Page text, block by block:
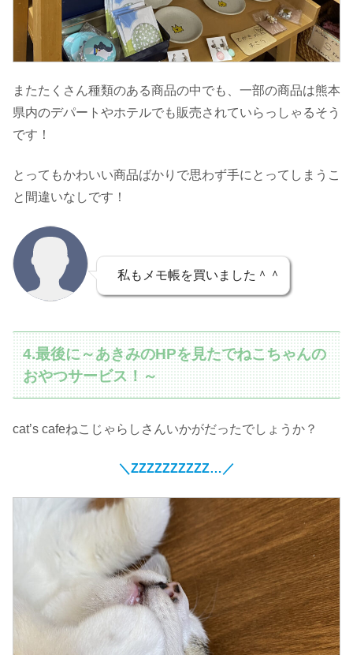
またたくさん種類のある商品の中でも、一部の商品は熊本
県内のデパートやホテルでも販売されていらっしゃるそう
です！
とってもかわいい商品ばかりで思わず手にとってしまうこ
と間違いなしです！
私もメモ帳を買いました＾＾
4.最後に～あきみのHPを見たでねこちゃんの
おやつサービス！～
cat’s cafeねこじゃらしさんいかがだったでしょうか？
＼ZZZZZZZZZZ…／